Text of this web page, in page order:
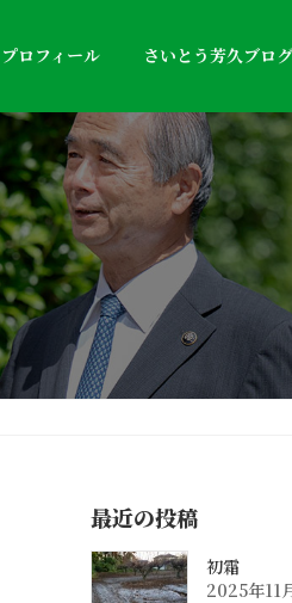
プロフィール さいとう芳久ブログ
最近の投稿
初霜
2025年11